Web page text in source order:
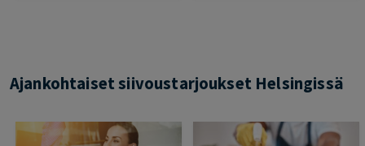
Ajankohtaiset siivoustarjoukset Helsingissä